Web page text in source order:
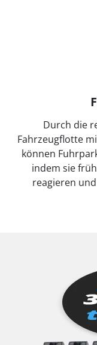
Durch die
Fahrzeugflotte
können
indem sie
reagieren